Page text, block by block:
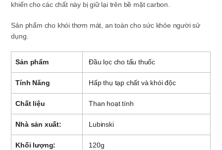
khiến cho các chất này bị giữ lại trên bề mặt carbon.
Sản phẩm cho khói thơm mát, an toàn cho sức khỏe người sử
dụng.
Sản phẩm Đầu lọc cho tẩu thuốc
Tính Năng Hấp thụ tạp chất và khói độc
Chất liệu Than hoạt tính
Nhà sản xuất: Lubinski
Khối lượng: 120g